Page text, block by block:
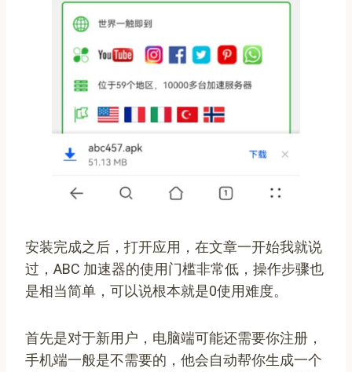
安装完成之后，打开应用，在文章一开始我就说
过，ABC 加速器的使用门槛非常低，操作步骤也
是相当简单，可以说根本就是0使用难度。
首先是对于新用户，电脑端可能还需要你注册，
手机端一般是不需要的，他会自动帮你生成一个